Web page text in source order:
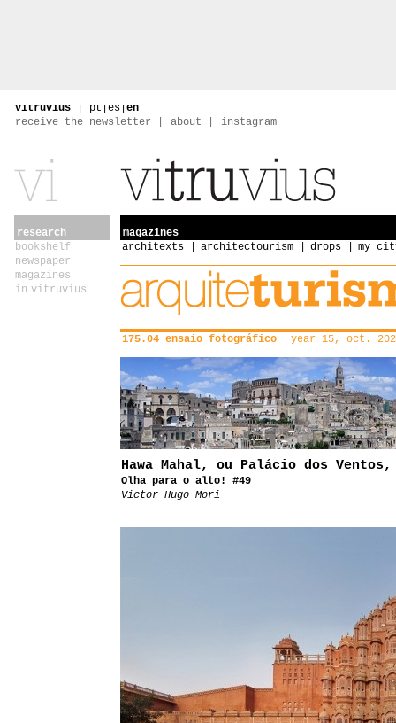
vitruvius | pt | es | en
receive the newsletter
about instagram
research
bookshelf
newspaper
magazines
in vitruvius
magazines
architexts
architectourism drops my
175.04 ensaio fotográfico year 15, oct.
Hawa Mahal, ou Palácio dos
Olha para o alto! #49
Victor Hugo Mori